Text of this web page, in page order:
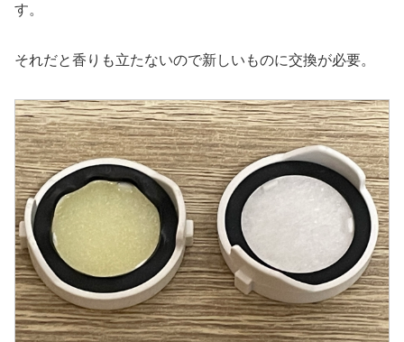
す。
それだと香りも立たないので新しいものに交換が必要。